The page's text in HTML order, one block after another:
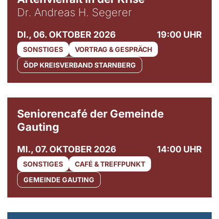
Dr. Andreas H. Segerer
DI., 06. OKTOBER 2026 19:00 UHR
SONSTIGES
VORTRAG & GESPRÄCH
ÖDP KREISVERBAND STARNBERG
Seniorencafé der Gemeinde
Gauting
MI., 07. OKTOBER 2026 14:00 UHR
SONSTIGES
CAFÉ & TREFFPUNKT
GEMEINDE GAUTING